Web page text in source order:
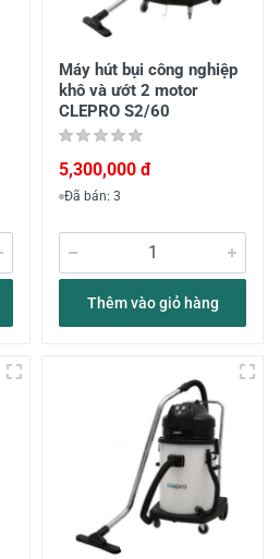
Máy hút bụi công nghiệp
khô và ướt 2 motor
CLEPRO S2/60
5,300,000 đ
Đã bán: 3
Thêm vào giỏ hàng